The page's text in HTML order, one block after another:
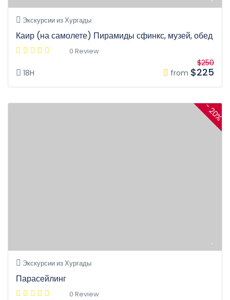
Экскурсии из Хургады
Каир (на самолете) Пирамиды сфинкс, музей, обед
0 Review
18H from
$250
$225
- 20%
Экскурсии из Хургады
Парасейлинг
0 Review